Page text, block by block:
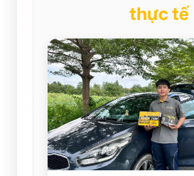
thực tế